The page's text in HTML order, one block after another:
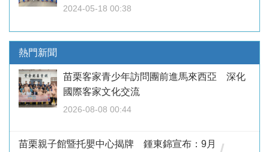
2024-05-18 00:38
熱門新聞
苗栗客家青少年訪問團前進馬來西亞 深化
國際客家文化交流
2026-08-08 00:44
苗栗親子館暨托嬰中心揭牌 鍾東錦宣布：9月